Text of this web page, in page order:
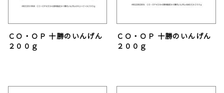
ＣＯ・ＯＰ 十勝のいんげん
２００ｇ
ＣＯ・ＯＰ 十勝のいんげん
２００ｇ